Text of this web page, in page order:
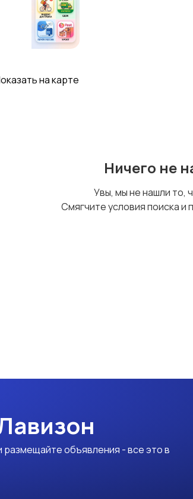
на карте
Ничего не
Увы, мы не нашли то,
Смягчите условия поиска и
объявления - все это в